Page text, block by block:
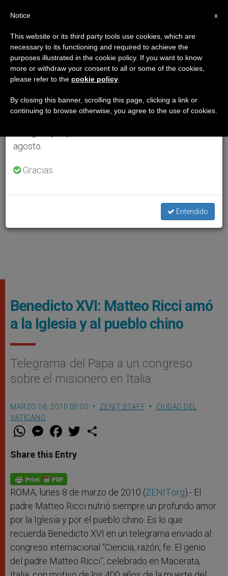
Benedicto XVI: Matteo Ricci amó
a la Iglesia y al pueblo chino
Telegrama del Papa a un congreso
sobre el misionero en Italia
MARZO 08, 2010 00:00 ZENIT STAFF
CIUDAD DEL
VATICANO
W
t
s
p
p
M
e
s
e
g
e
r
F
a
e
b
o
k
w
Share this Entry
ROMA, lunes 8 de marzo de 2010 (ZENIT.org).- El
padre Matteo Ricci nutrió siempre un profundo amor
por la Iglesia y por el pueblo chino. Es lo que
recuerda Benedicto XVI en un telegrama enviado al
congreso internacional “Ciencia, razón, fe. El genio
del padre Matteo Ricci”, celebrado en Macerata,
×
Aviso importante
Del 27 de julio al 7 de agosto haremos la pausa
anual, aprovechando que en el periodo de verano
se generan menos informaciones y también el
agosto.
Gracias.
Entendido
x
Notice
This website or its third party tools use cookies, which are
necessary to its functioning and required to achieve the
purposes illustrated in the cookie policy. If you want to know
more or withdraw your consent to all or some of the cookies,
please refer to the cookie policy
By closing this banner, scrolling this page, clicking a link or
continuing to browse otherwise, you agree to the use of cookies.